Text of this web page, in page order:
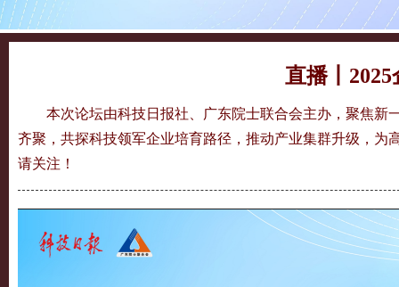
直播丨
本次论坛由科技日报社、广东院士联合会主办，聚焦新
齐聚，共探科技领军企业培育路径，推动产业集群升级，为
请关注！